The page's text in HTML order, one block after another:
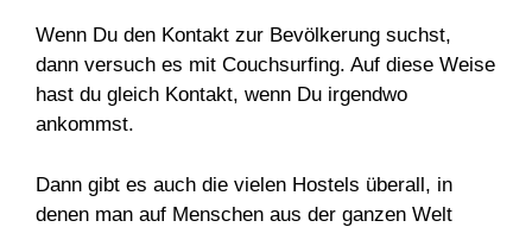
Wenn Du den Kontakt zur Bevölkerung suchst,
dann versuch es mit Couchsurfing. Auf diese Weise
hast du gleich Kontakt, wenn Du irgendwo
ankommst.
Dann gibt es auch die vielen Hostels überall, in
denen man auf Menschen aus der ganzen Welt